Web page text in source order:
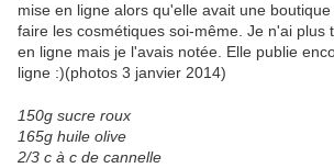
mise en ligne alors qu'elle avait une
faire les cosmétiques soi-même. Je n'ai plus
en ligne mais je l'avais notée. Elle publie
ligne :)(photos 3 janvier 2014)
150g sucre roux
165g huile olive
2/3 c à c de cannelle